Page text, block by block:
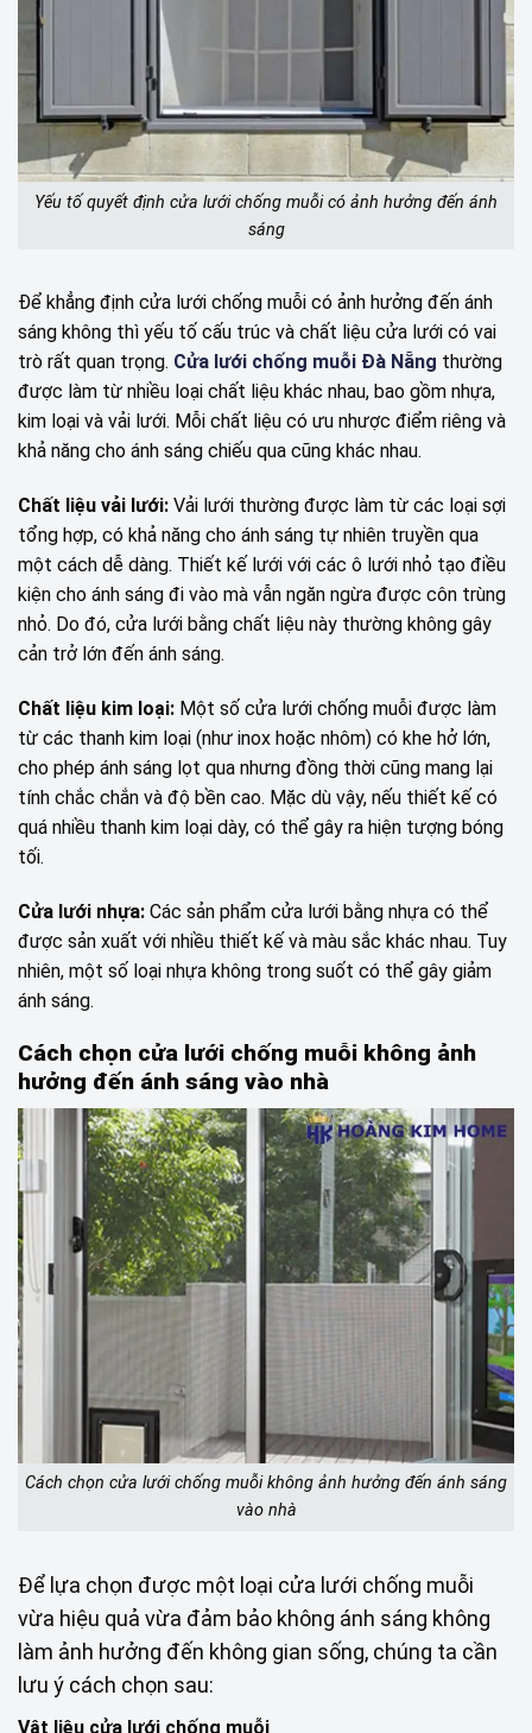
Yếu tố quyết định cửa lưới chống muỗi có ảnh hưởng đến ánh
sáng
Để khẳng định cửa lưới chống muỗi có ảnh hưởng đến ánh
sáng không thì yếu tố cấu trúc và chất liệu cửa lưới có vai
trò rất quan trọng. Cửa lưới chống muỗi Đà Nẵng thường
được làm từ nhiều loại chất liệu khác nhau, bao gồm nhựa,
kim loại và vải lưới. Mỗi chất liệu có ưu nhược điểm riêng và
khả năng cho ánh sáng chiếu qua cũng khác nhau.
Chất liệu vải lưới: Vải lưới thường được làm từ các loại sợi
tổng hợp, có khả năng cho ánh sáng tự nhiên truyền qua
một cách dễ dàng. Thiết kế lưới với các ô lưới nhỏ tạo điều
kiện cho ánh sáng đi vào mà vẫn ngăn ngừa được côn trùng
nhỏ. Do đó, cửa lưới bằng chất liệu này thường không gây
cản trở lớn đến ánh sáng.
Chất liệu kim loại: Một số cửa lưới chống muỗi được làm
từ các thanh kim loại (như inox hoặc nhôm) có khe hở lớn,
cho phép ánh sáng lọt qua nhưng đồng thời cũng mang lại
tính chắc chắn và độ bền cao. Mặc dù vậy, nếu thiết kế có
quá nhiều thanh kim loại dày, có thể gây ra hiện tượng bóng
tối.
Cửa lưới nhựa: Các sản phẩm cửa lưới bằng nhựa có thể
được sản xuất với nhiều thiết kế và màu sắc khác nhau. Tuy
nhiên, một số loại nhựa không trong suốt có thể gây giảm
ánh sáng.
Cách chọn cửa lưới chống muỗi không ảnh
hưởng đến ánh sáng vào nhà
Cách chọn cửa lưới chống muỗi không ảnh hưởng đến ánh sáng
vào nhà
Để lựa chọn được một loại cửa lưới chống muỗi
vừa hiệu quả vừa đảm bảo không ánh sáng không
làm ảnh hưởng đến không gian sống, chúng ta cần
lưu ý cách chọn sau:
Vật liệu cửa lưới chống muỗi